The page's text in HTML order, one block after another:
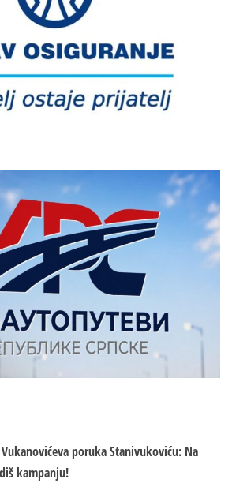
Vukanovićeva poruka Stanivukoviću: Na
kampanju!